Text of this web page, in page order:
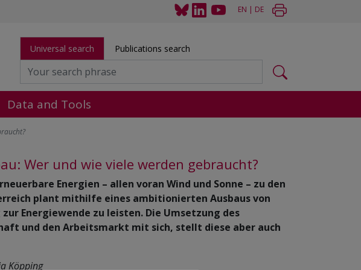
EN | DE
Universal search Publications search
Data and Tools
Wer und wie viele werden gebraucht?
Energien – allen voran Wind und Sonne – zu den
plant mithilfe eines ambitionierten Ausbaus von
Energiewende zu leisten. Die Umsetzung des
und den Arbeitsmarkt mit sich, stellt diese aber auch
Köpping